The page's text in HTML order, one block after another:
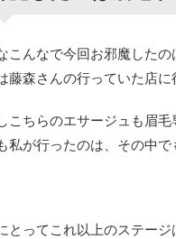
こんなで今回お邪魔したの
藤森さんの行っていた店
こちらのエサージュも眉毛
私が行ったのは、その中
とってこれ以上のステージ